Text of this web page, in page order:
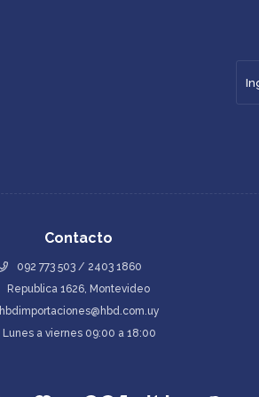
Contacto
092 773 503 / 2403 1860
Republica 1626, Montevideo
hbdimportaciones@hbd.com.uy
Lunes a viernes 09:00 a 18:00